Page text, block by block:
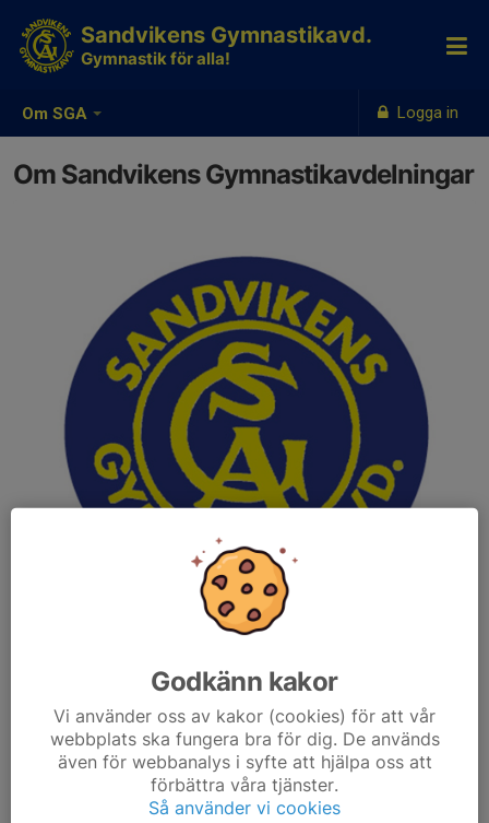
Om SGA Logga in
Sandvikens Gymnastikavd.
Gymnastik för alla!
Om Sandvikens Gymnastikavdelningar
I SGA har vi som målsättning att ha verksamheter för alla
åldrar. Vi erbjuder barngymnastik, truppgymnastik, AG-
gymnastik, parkour, vuxentrupp16år+, Gymmix
gruppträning och Gymnastikträning 65+
Vi är den största ungdomsföreningen i kommunen och vi har ca
Godkänn kakor
Vi använder oss av kakor (cookies) för att vår
webbplats ska fungera bra för dig. De används
även för webbanalys i syfte att hjälpa oss att
förbättra våra tjänster.
Så använder vi cookies